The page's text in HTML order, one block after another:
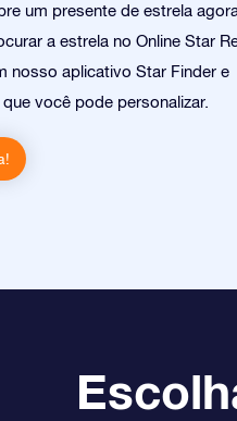
um presente de estrela
a estrela no Online Star
nosso aplicativo Star Finder e
você pode personalizar.